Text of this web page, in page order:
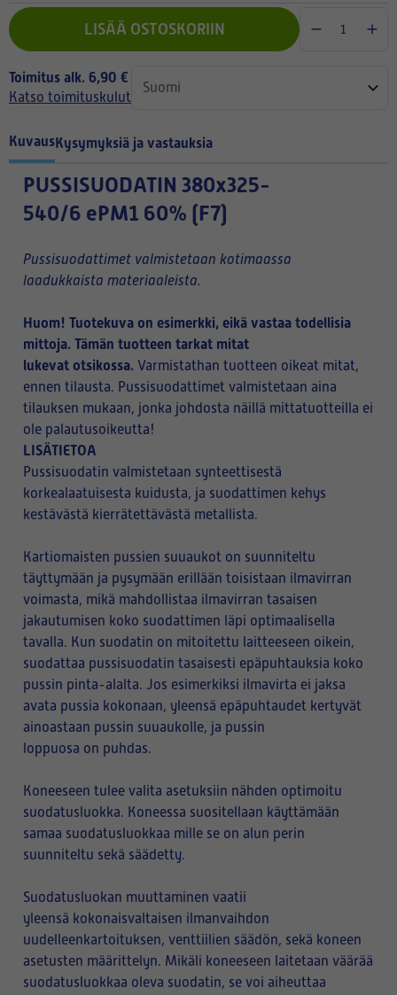
LISÄÄ OSTOSKORIIN
Toimitus alk. 6,90 €
Katso toimituskulut
KuvausKysymyksiä ja vastauksia
PUSSISUODATIN 380x325-
540/6 ePM1 60% (F7)
Pussisuodattimet valmistetaan kotimaassa
laadukkaista materiaaleista.
Huom! Tuotekuva on esimerkki, eikä vastaa todellisia
mittoja. Tämän tuotteen tarkat mitat
lukevat otsikossa. Varmistathan tuotteen oikeat mitat,
ennen tilausta. Pussisuodattimet valmistetaan aina
tilauksen mukaan, jonka johdosta näillä mittatuotteilla ei
ole palautusoikeutta!
LISÄTIETOA
Pussisuodatin valmistetaan synteettisestä
korkealaatuisesta kuidusta, ja suodattimen kehys
kestävästä kierrätettävästä metallista.
Kartiomaisten pussien suuaukot on suunniteltu
täyttymään ja pysymään erillään toisistaan ilmavirran
voimasta, mikä mahdollistaa ilmavirran tasaisen
jakautumisen koko suodattimen läpi optimaalisella
tavalla. Kun suodatin on mitoitettu laitteeseen oikein,
suodattaa pussisuodatin tasaisesti epäpuhtauksia koko
pussin pinta-alalta. Jos esimerkiksi ilmavirta ei jaksa
avata pussia kokonaan, yleensä epäpuhtaudet kertyvät
ainoastaan pussin suuaukolle, ja pussin
loppuosa on puhdas.
Koneeseen tulee valita asetuksiin nähden optimoitu
suodatusluokka. Koneessa suositellaan käyttämään
samaa suodatusluokkaa mille se on alun perin
suunniteltu sekä säädetty.
Suodatusluokan muuttaminen vaatii
yleensä kokonaisvaltaisen ilmanvaihdon
uudelleenkartoituksen, venttiilien säädön, sekä koneen
asetusten määrittelyn. Mikäli koneeseen laitetaan väärää
suodatusluokkaa oleva suodatin, se voi aiheuttaa